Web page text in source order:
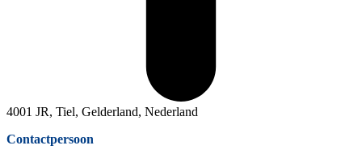
4001 JR, Tiel, Gelderland, Nederland
Contactpersoon